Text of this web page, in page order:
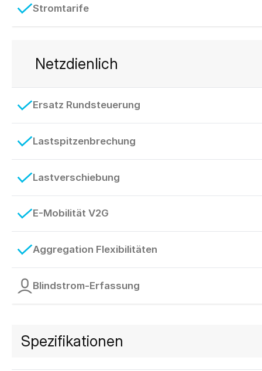
Stromtarife
Netzdienlich
Ersatz Rundsteuerung
Lastspitzenbrechung
Lastverschiebung
E-Mobilität V2G
Aggregation Flexibilitäten
Blindstrom-Erfassung
Spezifikationen